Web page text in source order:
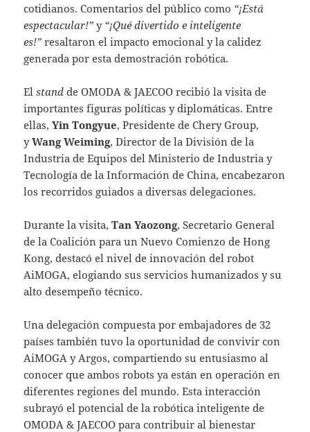
cotidianos. Comentarios del público como “¡Está
espectacular!” y “¡Qué divertido e inteligente
es!” resaltaron el impacto emocional y la calidez
generada por esta demostración robótica.
Elstand de OMODA & JAECOO recibió la visita de
importantes figuras políticas y diplomáticas. Entre
ellas,Yin Tongyue, Presidente de Chery Group,
yWang Weiming, Director de la División de la
Industria de Equipos del Ministerio de Industria y
Tecnología de la Información de China, encabezaron
los recorridos guiados a diversas delegaciones.
Durante la visita,Tan Yaozong, Secretario General
de la Coalición para un Nuevo Comienzo de Hong
Kong, destacó el nivel de innovación del robot
AiMOGA, elogiando sus servicios humanizados y su
alto desempeño técnico.
Una delegación compuesta por embajadores de 32
países también tuvo la oportunidad de convivir con
AiMOGA y Argos, compartiendo su entusiasmo al
conocer que ambos robots ya están en operación en
diferentes regiones del mundo. Esta interacción
subrayó el potencial de la robótica inteligente de
OMODA & JAECOO para contribuir al bienestar